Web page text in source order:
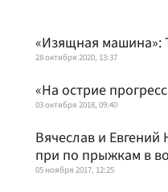
«Изящная машина»:
28 октября 2020, 13:37
«На острие
03 октября 2018, 09:40
Вячеслав и
при по прыжкам в
05 ноября 2017, 12:25